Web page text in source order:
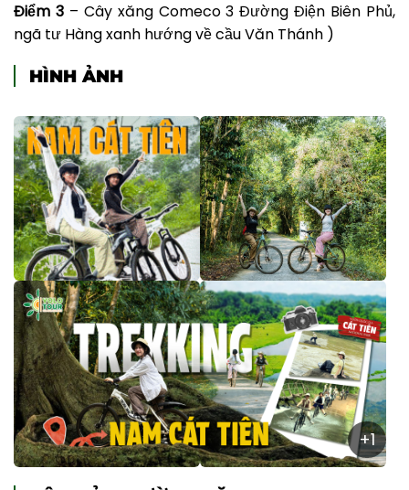
Điểm 3 – Cây xăng Comeco 3 Đường Điện Biên Phủ,
ngã tư Hàng xanh hướng về cầu Văn Thánh )
HÌNH ẢNH
+1